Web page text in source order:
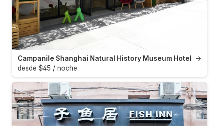
→
Campanile Shanghai Natural History Museum Hotel
desde $45 / noche